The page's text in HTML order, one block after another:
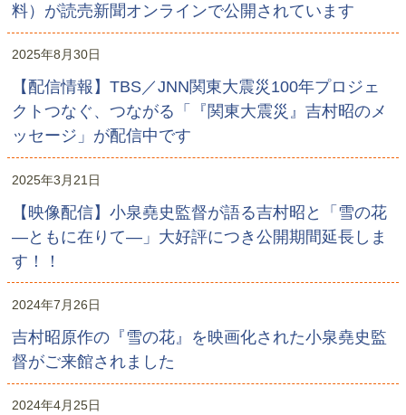
料）が読売新聞オンラインで公開されています
2025年8月30日
【配信情報】TBS／JNN関東大震災100年プロジェ
クトつなぐ、つながる「『関東大震災』吉村昭のメ
ッセージ」が配信中です
2025年3月21日
【映像配信】小泉堯史監督が語る吉村昭と「雪の花
―ともに在りて―」大好評につき公開期間延長しま
す！！
2024年7月26日
吉村昭原作の『雪の花』を映画化された小泉堯史監
督がご来館されました
2024年4月25日